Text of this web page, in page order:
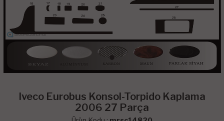
Iveco Eurobus Konsol-Torpido Kaplama
2006 27 Parça